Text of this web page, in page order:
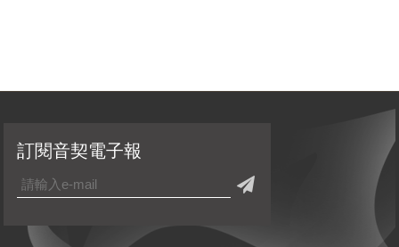
訂閱音契電子報